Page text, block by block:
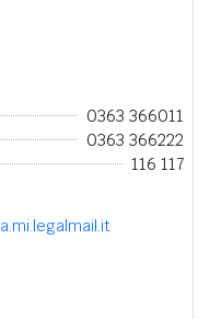
0363 366011
0363 366222
116 117